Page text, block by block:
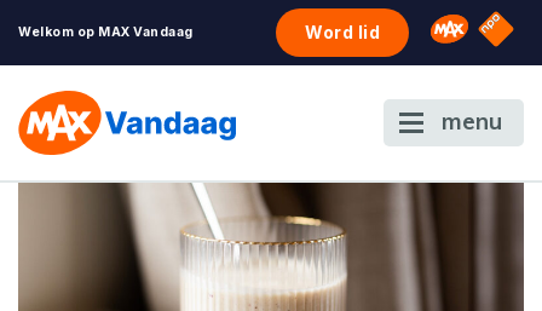
Welkom op MAX Vandaag Word lid Omroep
NPO
menu